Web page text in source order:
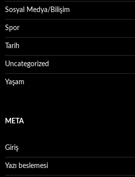
Sosyal Medya/Bilişim
Spor
Tarih
Uncategorized
Yaşam
META
Giriş
Yazı beslemesi